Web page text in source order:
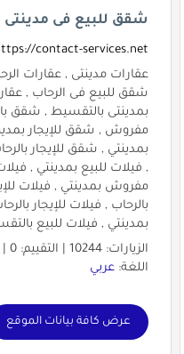
شقق للبيع فى مدينتى
contact-services.net
عقارات مدينتى , عقارات
شقق للبيع فى الرحاب ,
بمدينتى بالتقسيط , شقق
مفروش , شقق للإيجار
بمدينتي , شقق للإيجار
, فيلات للبيع بمدينتي ,
مفروش بمدينتي , فيلات
بالرحاب , فيلات للإيجار
بمدينتي , فيلات للبيع
الزيارات: 10244 | التقييم: 0 | المقيّمين: 0 | الدولة:
اللغة: عربي
عرض كافة بيانات الموقع